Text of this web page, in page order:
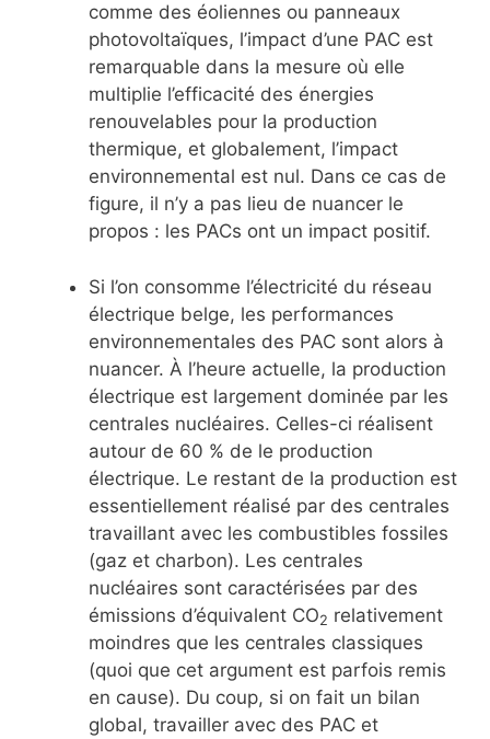
comme des éoliennes ou panneaux
photovoltaïques, l’impact d’une PAC est
remarquable dans la mesure où elle
multiplie l’efficacité des énergies
renouvelables pour la production
thermique, et globalement, l’impact
environnemental est nul. Dans ce cas de
figure, il n’y a pas lieu de nuancer le
propos : les PACs ont un impact positif.
Si l’on consomme l’électricité du réseau
électrique belge, les performances
environnementales des PAC sont alors à
nuancer. À l’heure actuelle, la production
électrique est largement dominée par les
centrales nucléaires. Celles-ci réalisent
autour de 60 % de le production
électrique. Le restant de la production est
essentiellement réalisé par des centrales
travaillant avec les combustibles fossiles
(gaz et charbon). Les centrales
nucléaires sont caractérisées par des
émissions d’équivalent CO2 relativement
moindres que les centrales classiques
(quoi que cet argument est parfois remis
en cause). Du coup, si on fait un bilan
global, travailler avec des PAC et